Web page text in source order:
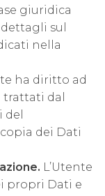
giuridica
sul
nella
ha diritto ad
dal
dei Dati
L’Utente
propri Dati e